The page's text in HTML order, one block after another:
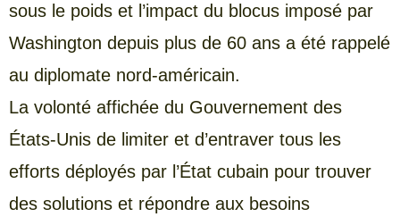
sous le poids et l’impact du blocus imposé par
Washington depuis plus de 60 ans a été rappelé
au diplomate nord-américain.
La volonté affichée du Gouvernement des
États-Unis de limiter et d’entraver tous les
efforts déployés par l’État cubain pour trouver
des solutions et répondre aux besoins